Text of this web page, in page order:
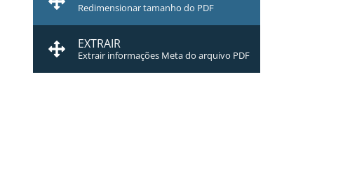
Redimensionar tamanho do PDF
EXTRAIR
Extrair informações Meta do arquivo PDF